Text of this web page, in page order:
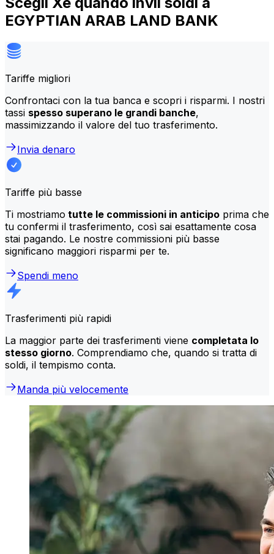
EGYPTIAN ARAB LAND BANK
Tariffe migliori
Confrontaci con la tua banca e scopri i risparmi. I nostri
tassi spesso superano le grandi banche,
massimizzando il valore del tuo trasferimento.
Invia denaro
Tariffe più basse
Ti mostriamo tutte le commissioni in anticipo prima che
tu confermi il trasferimento, così sai esattamente cosa
stai pagando. Le nostre commissioni più basse
significano maggiori risparmi per te.
Spendi meno
Trasferimenti più rapidi
La maggior parte dei trasferimenti viene completata lo
stesso giorno. Comprendiamo che, quando si tratta di
soldi, il tempismo conta.
Manda più velocemente